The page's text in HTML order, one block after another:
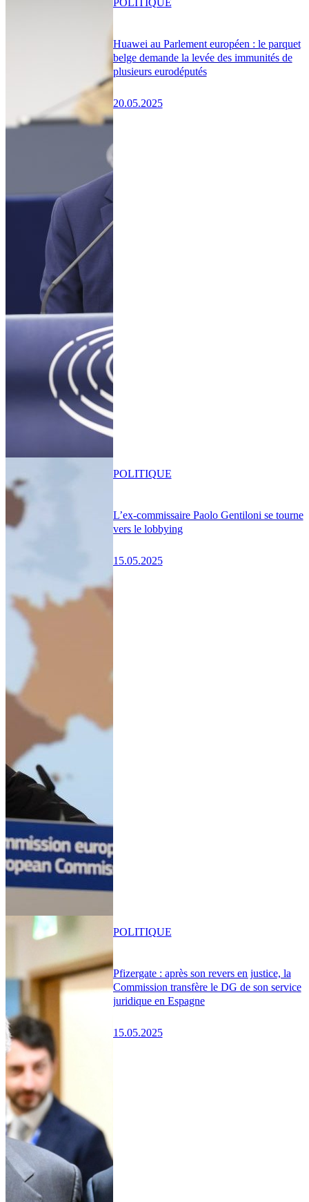
Huawei au Parlement européen : le parquet
belge demande la levée des immunités de
plusieurs eurodéputés
20.05.2025
L’ex-commissaire Paolo Gentiloni se tourne
vers le lobbying
15.05.2025
POLITIQUE
Pfizergate : après son revers en justice, la
Commission transfère le DG de son service
juridique en Espagne
15.05.2025
POLITIQUE